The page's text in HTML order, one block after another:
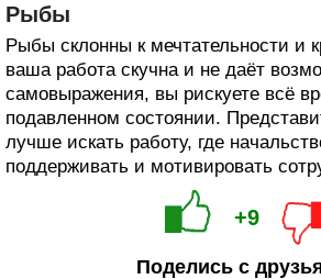
Рыбы
Рыбы склонны к мечтательности и
ваша работа скучна и не даёт
самовыражения, вы рискуете всё
подавленном состоянии.
лучше искать работу, где
поддерживать и мотивировать
+9
Поделись с